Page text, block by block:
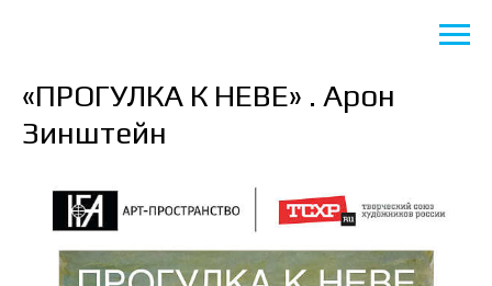
«ПРОГУЛКА К НЕВЕ» . Арон
Зинштейн